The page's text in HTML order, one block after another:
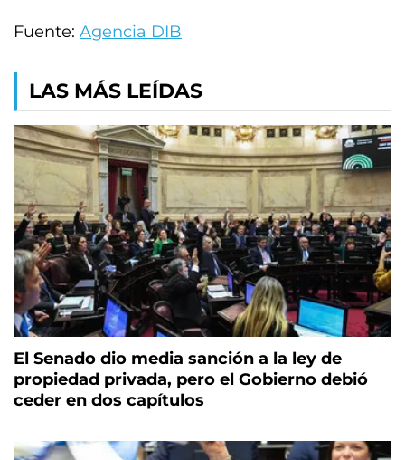
Fuente: Agencia DIB
LAS MÁS LEÍDAS
El Senado dio media sanción a la ley de
propiedad privada, pero el Gobierno debió
ceder en dos capítulos